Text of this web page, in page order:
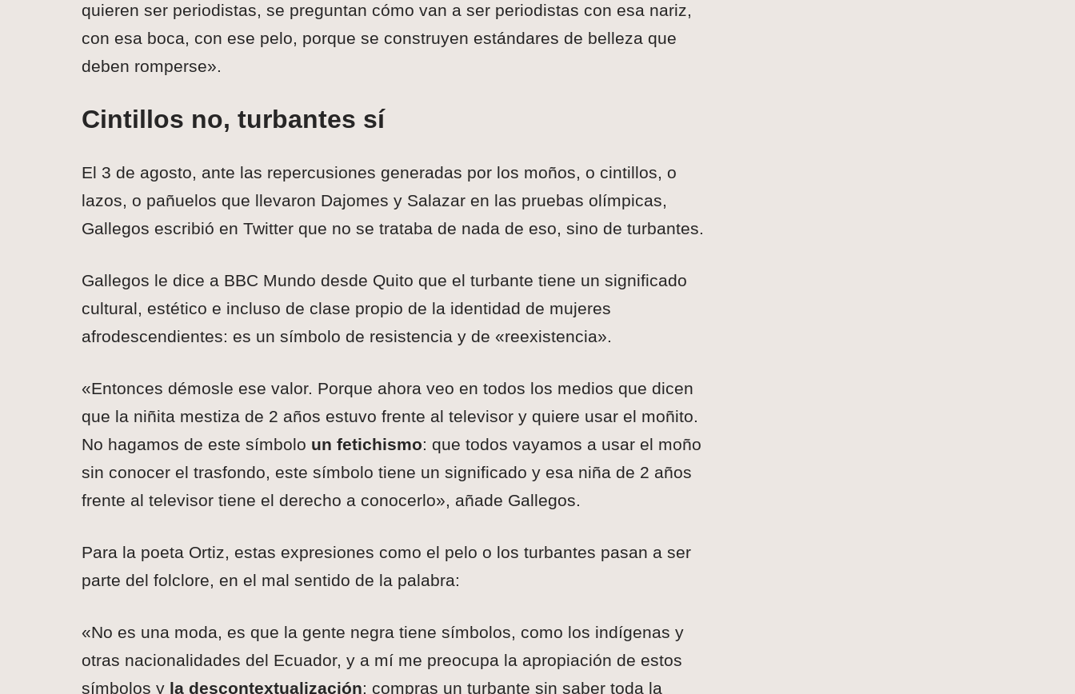
quieren ser periodistas, se preguntan cómo van a ser periodistas con esa nariz,
con esa boca, con ese pelo, porque se construyen estándares de belleza que
deben romperse».
Cintillos no, turbantes sí
El 3 de agosto, ante las repercusiones generadas por los moños, o cintillos, o
lazos, o pañuelos que llevaron Dajomes y Salazar en las pruebas olímpicas,
Gallegos escribió en Twitter que no se trataba de nada de eso, sino de turbantes.
Gallegos le dice a BBC Mundo desde Quito que el turbante tiene un significado
cultural, estético e incluso de clase propio de la identidad de mujeres
afrodescendientes: es un símbolo de resistencia y de «reexistencia».
«Entonces démosle ese valor. Porque ahora veo en todos los medios que dicen
que la niñita mestiza de 2 años estuvo frente al televisor y quiere usar el moñito.
No hagamos de este símbolo un fetichismo: que todos vayamos a usar el moño
sin conocer el trasfondo, este símbolo tiene un significado y esa niña de 2 años
frente al televisor tiene el derecho a conocerlo», añade Gallegos.
Para la poeta Ortiz, estas expresiones como el pelo o los turbantes pasan a ser
parte del folclore, en el mal sentido de la palabra:
«No es una moda, es que la gente negra tiene símbolos, como los indígenas y
otras nacionalidades del Ecuador, y a mí me preocupa la apropiación de estos
símbolos y la descontextualización: compras un turbante sin saber toda la